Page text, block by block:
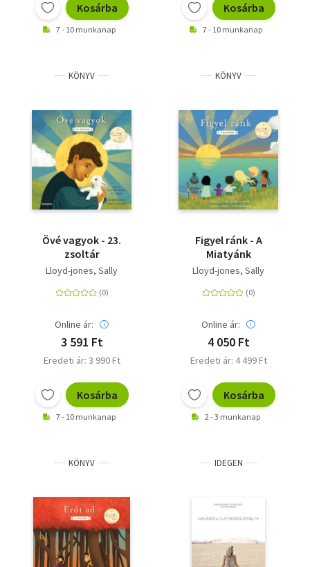
Kosárba
7 - 10 munkanap
Kosárba
7 - 10 munkanap
KÖNYV
Övé vagyok - 23.
zsoltár
Lloyd-jones, Sally
Online ár:
3 591 Ft
Eredeti ár: 3 990 Ft
Kosárba
7 - 10 munkanap
KÖNYV
Figyel ránk - A
Miatyánk
Lloyd-jones, Sally
Online ár:
4 050 Ft
Eredeti ár: 4 499 Ft
Kosárba
2 - 3 munkanap
KÖNYV IDEGEN